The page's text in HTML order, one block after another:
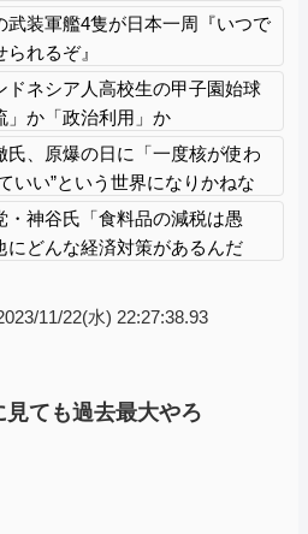
武装軍艦4隻が日本一周『いつで
れるぞ』
ドネシア人高校生の甲子園始球
」か「政治利用」か
氏、原爆の日に「一度核が使わ
いい”という世界になりかねな
・神谷氏「食料品の減税は愚
どんな経済対策があるんだ
11/22(水) 22:27:38.93
見ても過去最大やろ